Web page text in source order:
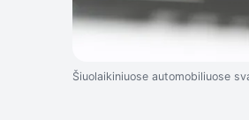
Šiuolaikiniuose automobiliuose